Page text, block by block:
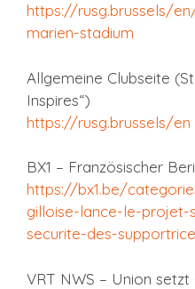
https://rusg.brussels/
marien-stadium
Allgemeine Clubseite
Inspires“)
https://rusg.brussels/en
BX1 – Französischer
https://bx1.be/
gilloise-lance-le-
securite-des-
VRT NWS – Union setzt